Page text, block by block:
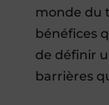
monde du
bénéfices
de définir
barrières